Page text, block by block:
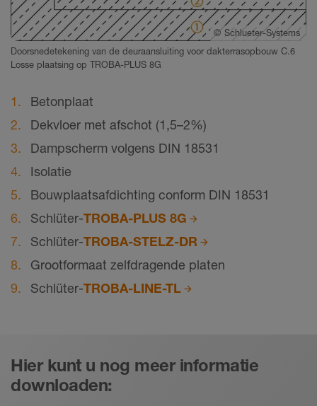
© Schlueter-Systems
Doorsnedetekening van de deuraansluiting voor dakterrasopbouw C.6
Losse plaatsing op TROBA-PLUS 8G
Betonplaat
Dekvloer met afschot (1,5–2%)
Dampscherm volgens DIN 18531
Isolatie
Bouwplaatsafdichting conform DIN 18531
Schlüter-TROBA-PLUS 8G
Schlüter-TROBA-STELZ-DR
Grootformaat zelfdragende platen
Schlüter-TROBA-LINE-TL
Hier kunt u nog meer informatie
downloaden: